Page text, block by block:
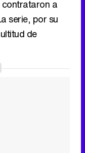
a
serie, por su
de